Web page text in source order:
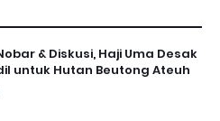
& Diskusi, Haji Uma Desak
untuk Hutan Beutong Ateuh